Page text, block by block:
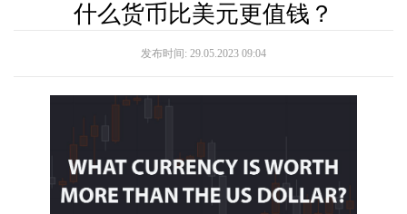
什么货币比美元更值钱？
发布时间: 29.05.2023 09:04